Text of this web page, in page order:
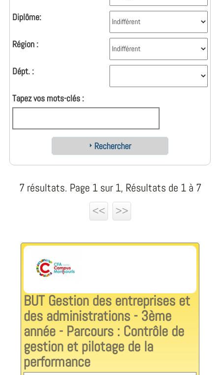
Diplôme:
Région :
Dépt. :
Tapez vos mots-clés :
Rechercher
7 résultats. Page 1 sur 1, Résultats de 1 à 7
<<
>>
BUT Gestion des entreprises et
des administrations - 3ème
année - Parcours : Contrôle de
gestion et pilotage de la
performance